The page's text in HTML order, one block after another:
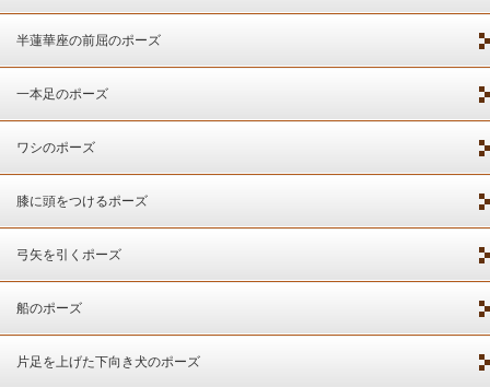
半蓮華座の前屈のポーズ
一本足のポーズ
ワシのポーズ
膝に頭をつけるポーズ
弓矢を引くポーズ
船のポーズ
片足を上げた下向き犬のポーズ